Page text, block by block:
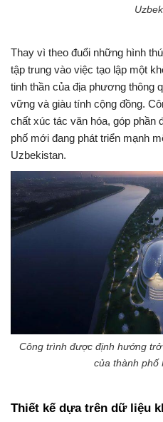
Thay vì theo đuổi những hình
tập trung vào việc tạo lập một
tinh thần của địa phương thông
vững và giàu tính cộng đồng.
chất xúc tác văn hóa, góp phần
phố mới đang phát triển mạnh
Uzbekistan.
Công trình được định hướng
của thành phố
Thiết kế dựa trên dữ liệu